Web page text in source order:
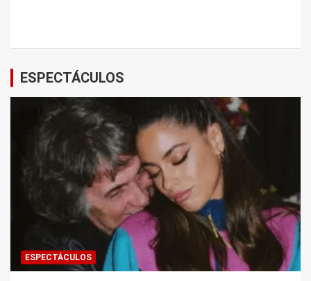
ESPECTÁCULOS
ESPECTÁCULOS